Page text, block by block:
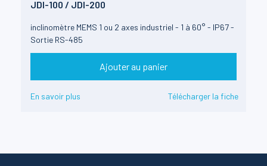
JDI-100 / JDI-200
inclinomètre MEMS 1 ou 2 axes industriel - 1 à 60° - IP67 -
Sortie RS-485
Ajouter au panier
En savoir plus Télécharger la fiche